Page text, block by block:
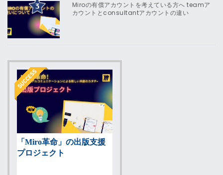
Miroの有償アカウントを考えている方へ teamア
カウントとconsultantアカウントの違い